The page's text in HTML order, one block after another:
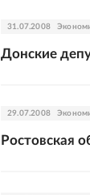
31.07.2008
Донские
29.07.2008
Ростовская